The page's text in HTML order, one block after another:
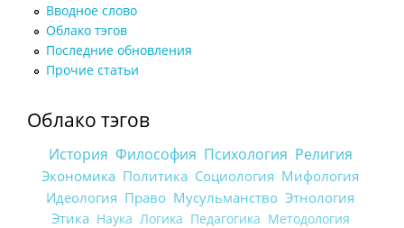
Вводное слово
Облако тэгов
Последние обновления
Прочие статьи
Облако тэгов
История Философия Психология Религия
Экономика Политика Социология Мифология
Идеология Право Мусульманство Этнология
Этика Наука Логика Педагогика Методология